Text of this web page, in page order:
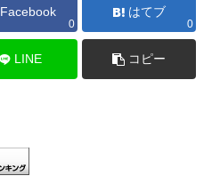
Facebook
0
はてブ
0
LINE コピー